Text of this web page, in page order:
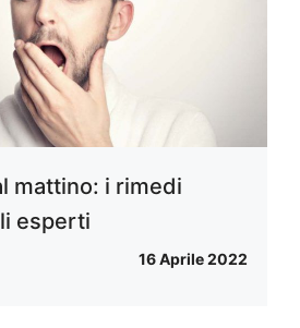
mattino: i rimedi
esperti
16 Aprile 2022